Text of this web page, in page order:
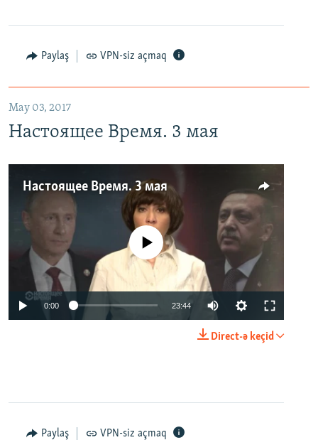
Paylaş VPN-siz açmaq
May 03, 2017
Настоящее Время. 3 мая
Настоящее Время. 3 мая
No media source currently available
0:00 23:44
Direct-ə keçid
Paylaş VPN-siz açmaq